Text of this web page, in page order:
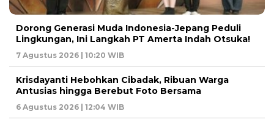
Dorong Generasi Muda Indonesia-Jepang Peduli
Lingkungan, Ini Langkah PT Amerta Indah Otsuka!
7 Agustus 2026 | 10:20 WIB
Krisdayanti Hebohkan Cibadak, Ribuan Warga
Antusias hingga Berebut Foto Bersama
6 Agustus 2026 | 12:04 WIB